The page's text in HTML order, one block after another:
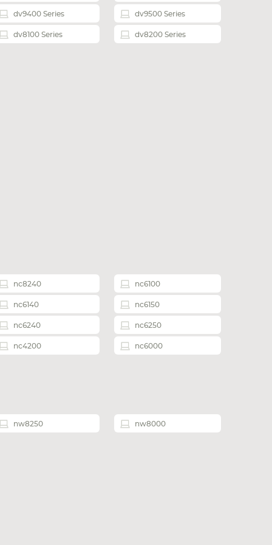
dv9400 Series dv9500 Series
dv8100 Series dv8200 Series
nc8240 nc6100
nc6140 nc6150
nc6240 nc6250
nc4200 nc6000
nw8250 nw8000